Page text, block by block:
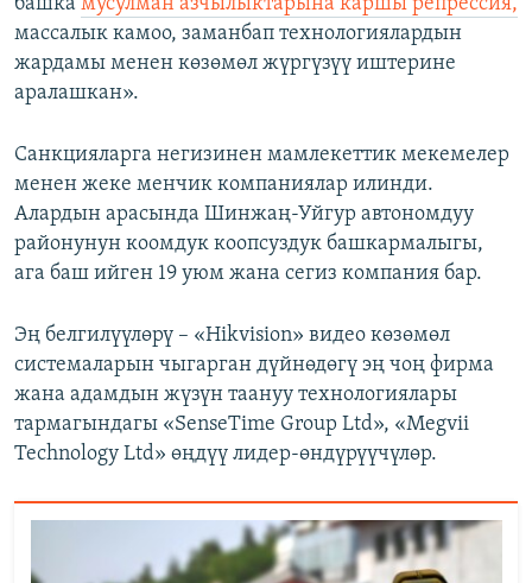
башка мусулман азчылыктарына каршы репрессия,
массалык камоо, заманбап технологиялардын
жардамы менен көзөмөл жүргүзүү иштерине
аралашкан».
Санкцияларга негизинен мамлекеттик мекемелер
менен жеке менчик компаниялар илинди.
Алардын арасында Шинжаң-Уйгур автономдуу
районунун коомдук коопсуздук башкармалыгы,
ага баш ийген 19 уюм жана сегиз компания бар.
Эң белгилүүлөрү – «Hikvision» видео көзөмөл
системаларын чыгарган дүйнөдөгү эң чоң фирма
жана адамдын жүзүн таануу технологиялары
тармагындагы «SenseTime Group Ltd», «Megvii
Technology Ltd» өңдүү лидер-өндүрүүчүлөр.